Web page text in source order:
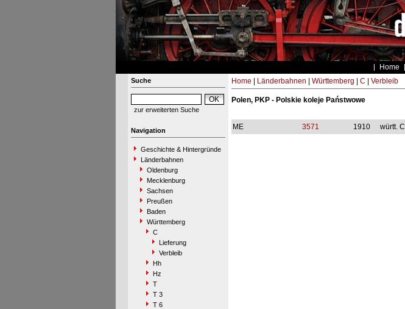
Home
Suche
zur erweiterten Suche
Navigation
Geschichte & Hintergründe
Länderbahnen
Oldenburg
Mecklenburg
Sachsen
Preußen
Baden
Württemberg
C
Lieferung
Verbleib
Hh
Hz
T
T 3
T 6
Home Länderbahnen Württemberg C Verbleib
Polen, PKP - Polskie koleje Państwowe
ME 3571 1910 württ. C